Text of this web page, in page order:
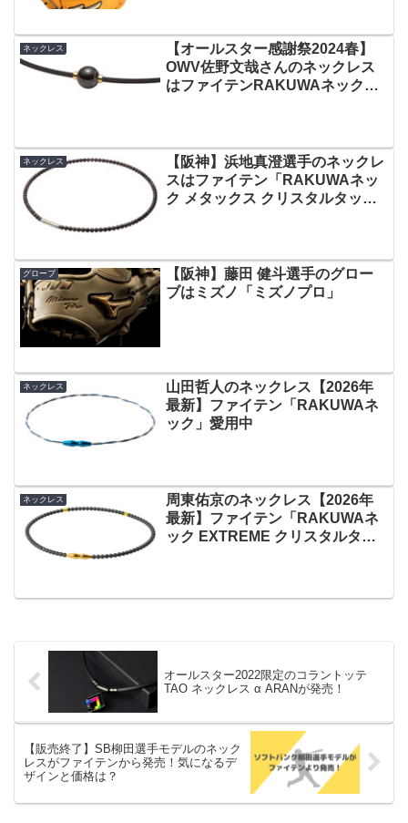
ネックレス
【オールスター感謝祭2024春】
OWV佐野文哉さんのネックレス
はファイテンRAKUWAネックレ
ネックレス
【阪神】浜地真澄選手のネックレ
スはファイテン「RAKUWAネッ
ク メタックス クリスタルタッ
グローブ
【阪神】藤田 健斗選手のグロー
ブはミズノ「ミズノプロ」
ネックレス
山田哲人のネックレス【2026年
最新】ファイテン「RAKUWAネ
ック」愛用中
ネックレス
周東佑京のネックレス【2026年
最新】ファイテン「RAKUWAネ
ック EXTREME クリスタルタッ
オールスター2022限定のコラントッテ
TAO ネックレス α ARANが発売！
【販売終了】SB柳田選手モデルのネック
レスがファイテンから発売！気になるデ
ザインと価格は？